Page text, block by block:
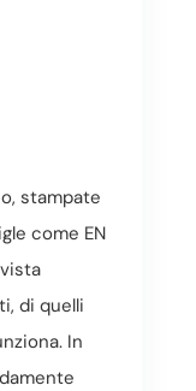
stampate
come EN
di quelli
In